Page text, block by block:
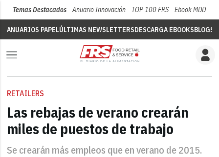
Temas Destacados Anuario Innovación TOP 100 FRS Ebook MDD
ANUARIOS PAPELÚLTIMAS NEWSLETTERSDESCARGA EBOOKSBLOGS
RETAILERS
Las rebajas de verano crearán
miles de puestos de trabajo
Se crearán más empleos que en verano de 2015.